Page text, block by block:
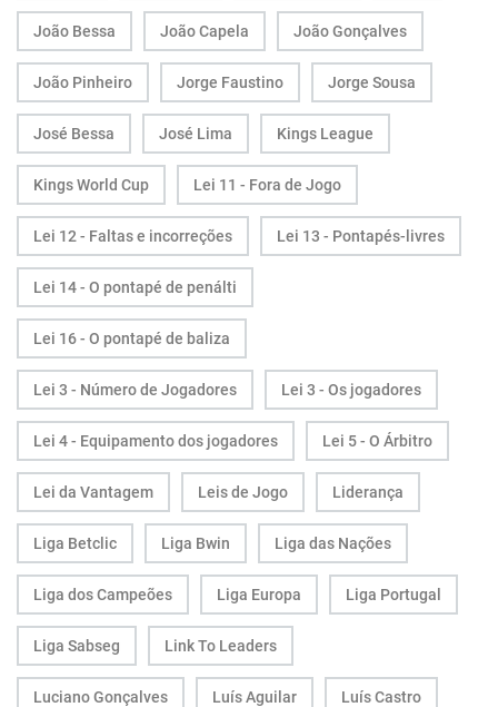
João Bessa João Capela João Gonçalves
João Pinheiro Jorge Faustino Jorge Sousa
José Bessa José Lima Kings League
Kings World Cup Lei 11 - Fora de Jogo
Lei 12 - Faltas e incorreções Lei 13 - Pontapés-livres
Lei 14 - O pontapé de penálti
Lei 16 - O pontapé de baliza
Lei 3 - Número de Jogadores Lei 3 - Os jogadores
Lei 4 - Equipamento dos jogadores Lei 5 - O Árbitro
Lei da Vantagem Leis de Jogo Liderança
Liga Betclic Liga Bwin Liga das Nações
Liga dos Campeões Liga Europa Liga Portugal
Liga Sabseg Link To Leaders
Luciano Gonçalves Luís Aguilar Luís Castro